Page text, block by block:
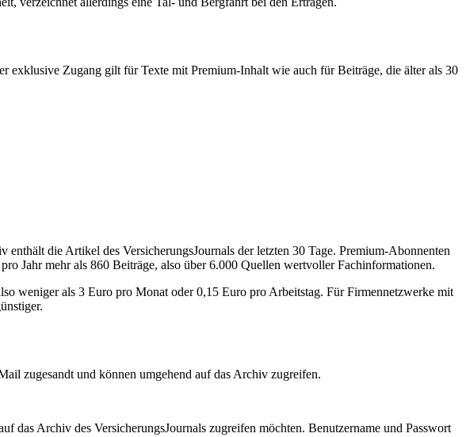
exklusive Zugang gilt für Texte mit Premium-Inhalt wie auch für Beiträge, die älter als 30
die Artikel des VersicherungsJournals der letzten 30 Tage. Premium-Abonnenten
Jahr mehr als 860 Beiträge, also über 6.000 Quellen wertvoller Fachinformationen.
weniger als 3 Euro pro Monat oder 0,15 Euro pro Arbeitstag. Für Firmennetzwerke mit
zugesandt und können umgehend auf das Archiv zugreifen.
Archiv des VersicherungsJournals zugreifen möchten. Benutzername und Passwort